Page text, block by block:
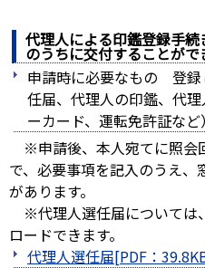
代理人による印鑑登録
のうちに交付することがで
申請時に必要なもの 登録
任届、代理人の印鑑、代
ーカード、運転免許証など）
※申請後、本人宛てに照会
で、必要事項を記入のうえ
があります。
※代理人選任届については
ロードできます。
代理人選任届[PDF：